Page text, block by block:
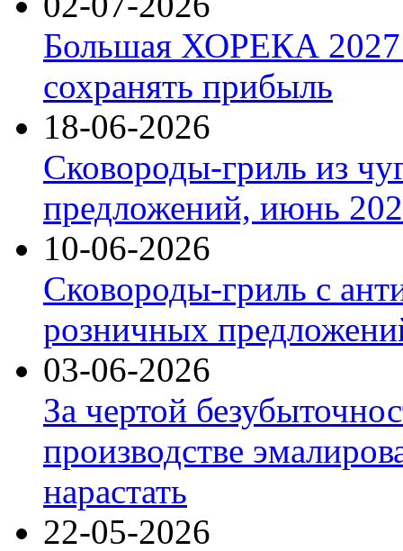
Большая ХОРЕКА 2027:
сохранять прибыль
18-06-2026
Сковороды-гриль из
предложений, июнь
10-06-2026
Сковороды-гриль с
розничных
03-06-2026
За чертой
производстве
нарастать
22-05-2026